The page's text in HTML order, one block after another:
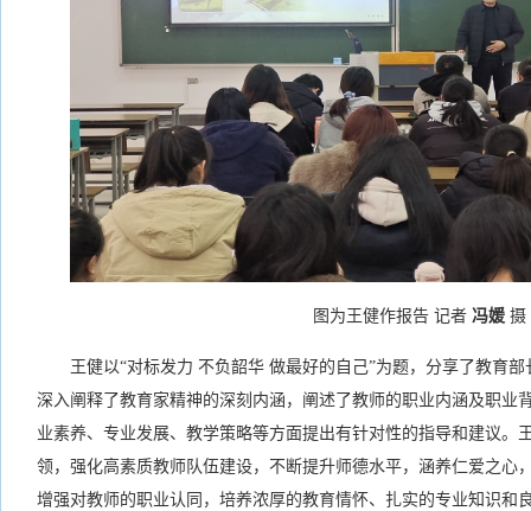
图为王健作报告 记者 冯媛 摄
王健以“对标发力 不负韶华 做最好的自己”为题，分享了教育
深入阐释了教育家精神的深刻内涵，阐述了教师的职业内涵及职业
业素养、专业发展、教学策略等方面提出有针对性的指导和建议。
领，强化高素质教师队伍建设，不断提升师德水平，涵养仁爱之心
增强对教师的职业认同，培养浓厚的教育情怀、扎实的专业知识和